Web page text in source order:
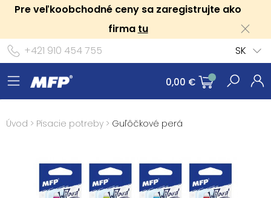
Pre veľkoobchodné ceny sa zaregistrujte ako
firma tu
+421 910 454 755
SK
0,00 €
Úvod > Písacie potreby > Guľôčkové perá